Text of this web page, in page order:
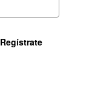
Regístrate